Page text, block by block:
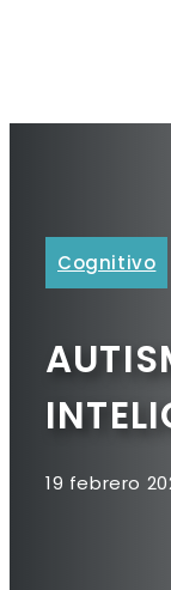
Cognitivo
19 febrero